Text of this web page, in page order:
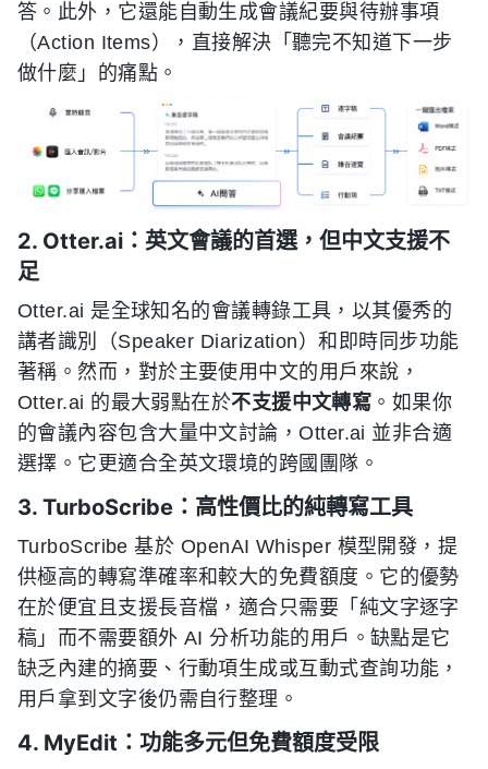
答。此外，它還能自動生成會議紀要與待辦事項
（Action Items），直接解決「聽完不知道下一步
做什麼」的痛點。
2. Otter.ai：英文會議的首選，但中文支援不
足
Otter.ai 是全球知名的會議轉錄工具，以其優秀的
講者識別（Speaker Diarization）和即時同步功能
著稱。然而，對於主要使用中文的用戶來說，
Otter.ai 的最大弱點在於不支援中文轉寫 。如果你
的會議內容包含大量中文討論，Otter.ai 並非合適
選擇。它更適合全英文環境的跨國團隊。
3. TurboScribe：高性價比的純轉寫工具
TurboScribe 基於 OpenAI Whisper 模型開發，提
供極高的轉寫準確率和較大的免費額度。它的優勢
在於便宜且支援長音檔，適合只需要「純文字逐字
稿」而不需要額外 AI 分析功能的用戶。缺點是它
缺乏內建的摘要、行動項生成或互動式查詢功能，
用戶拿到文字後仍需自行整理。
4. MyEdit：功能多元但免費額度受限